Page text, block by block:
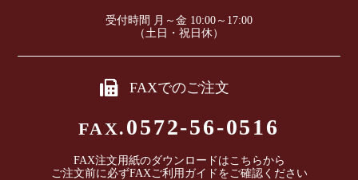
受付時間 月～金 10:00～17:00
（土日・祝日休）
FAXでのご注文
FAX. 0572-56-0516
FAX注文用紙のダウンロードはこちらから
ご注文前に必ずFAXご利用ガイドをご確認ください